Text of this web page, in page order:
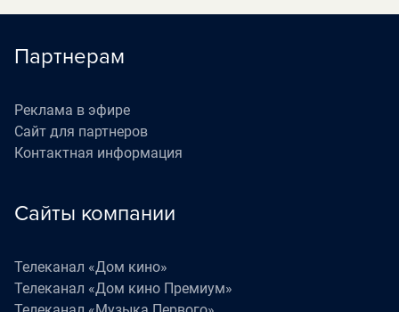
Партнерам
Реклама в эфире
Сайт для партнеров
Контактная информация
Сайты компании
Телеканал «Дом кино»
Телеканал «Дом кино Премиум»